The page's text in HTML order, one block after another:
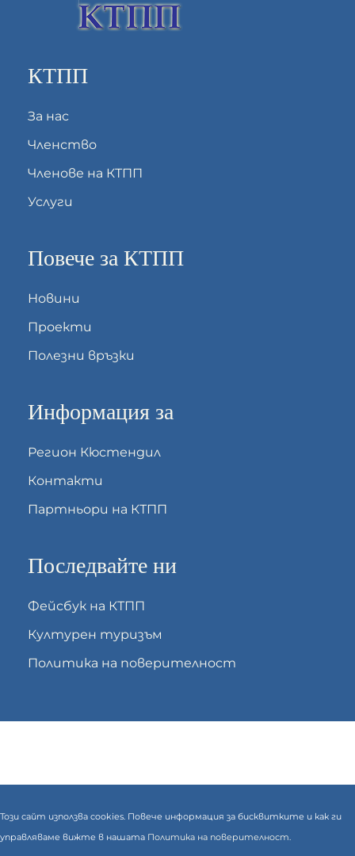
КТПП
За нас
Членство
Членове на КТПП
Услуги
Повече за КТПП
Новини
Проекти
Полезни връзки
Информация за
Регион Кюстендил
Контакти
Партньори на КТПП
Последвайте ни
Фейсбук на КТПП
Културен туризъм
Политика на поверителност
Този сайт използва cookies. Повече информация за бисквитките и как ги
управляваме вижте в нашата Политика на поверителност.